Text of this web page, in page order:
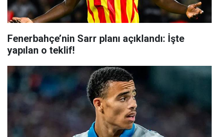
Fenerbahçe’nin Sarr planı açıklandı: İşte
yapılan o teklif!